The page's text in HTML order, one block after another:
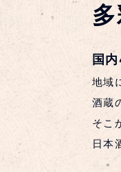
国
地域
酒蔵
そこ
日本